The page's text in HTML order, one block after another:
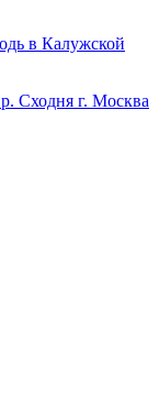
в Калужской
р. Сходня г. Москва